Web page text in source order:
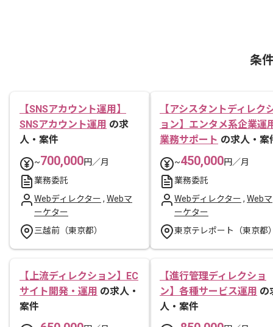
条
【SNSアカウント運用】
SNSアカウント運用 の求
人・案件
~700,000円／月
業務委託
Webディレクター , Webマ
ーケター
三越前（東京都）
【アシスタントディレク
ョン】エンタメ系企業運
業務サポート の求人・案
~450,000円／月
業務委託
Webディレクター , Webマ
ーケター
東京テレポート（東京都
【上流ディレクション】EC
サイト開発・運用 の求人・
案件
【進行管理ディレクショ
ン】各種サービス運用 の
人・案件